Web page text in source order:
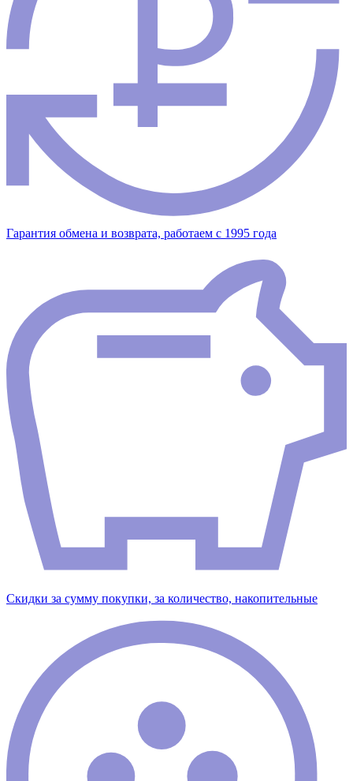
Гарантия обмена и возврата, работаем с 1995 года
Скидки за сумму покупки, за количество, накопительные